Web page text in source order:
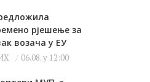
рјешење за
возача у ЕУ
06.08. у 12:00